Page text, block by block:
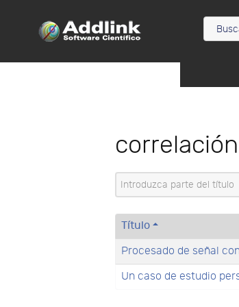
correlación
Introduzca parte del
Título
Procesado de señal
Un caso de estudio